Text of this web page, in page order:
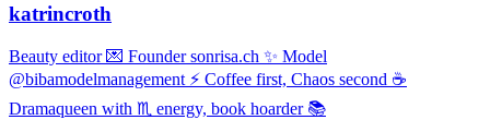
katrincroth
Beauty editor 💌 Founder sonrisa.ch ✨ Model
@bibamodelmanagement ⚡ Coffee first, Chaos second ☕
Dramaqueen with ♏ energy, book hoarder 📚